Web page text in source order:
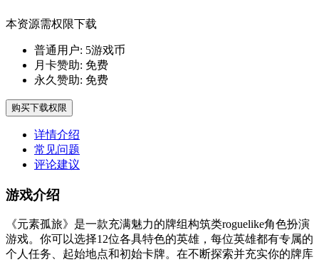
本资源需权限下载
普通用户: 5游戏币
月卡赞助: 免费
永久赞助: 免费
购买下载权限
详情介绍
常见问题
评论建议
游戏介绍
《元素孤旅》是一款充满魅力的牌组构筑类roguelike角色扮演
游戏。你可以选择12位各具特色的英雄，每位英雄都有专属的
个人任务、起始地点和初始卡牌。在不断探索并充实你的牌库